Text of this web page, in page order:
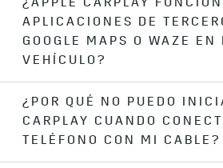
Apple CarPlay funciona en iPhone 5
En los vehículos 24 y más nuevos,
funcionará en teléfonos con iOS 14 o
a través de conexiones con cable o
visita el sitio de Apple CarPlay.
¿APPLE CARPLAY
APLICACIONES DE
GOOGLE MAPS O WAZE EN
VEHÍCULO?
Sí. No obstante, debes estar seguro
de la aplicación la haya actualizado
Apple CarPlay, y debes instalar la
¿POR QUÉ NO PUEDO
CARPLAY CUANDO
TELÉFONO CON MI CABLE?